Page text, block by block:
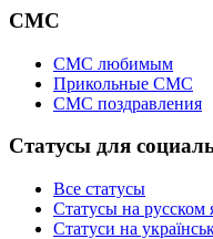
СМС
СМС любимым
Прикольные СМС
СМС поздравления
Статусы для
Все статусы
Статусы на русском
Статуси на